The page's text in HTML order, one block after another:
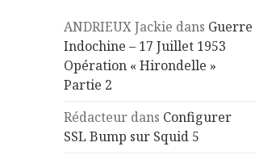
ANDRIEUX Jackie dans Guerre
Indochine – 17 Juillet 1953
Opération « Hirondelle »
Partie 2
Rédacteur dans Configurer
SSL Bump sur Squid 5